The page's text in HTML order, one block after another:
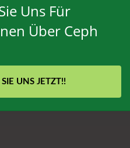
Uns Für
Über Ceph
UNS JETZT!!